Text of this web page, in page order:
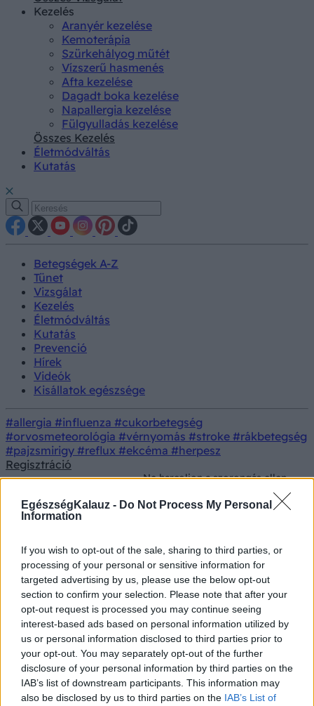
EgészségKalauz - Do Not Process My Personal
Information
If you wish to opt-out of the sale, sharing to third parties, or
processing of your personal or sensitive information for
targeted advertising by us, please use the below opt-out
section to confirm your selection. Please note that after your
opt-out request is processed you may continue seeing
interest-based ads based on personal information utilized by
us or personal information disclosed to third parties prior to
your opt-out. You may separately opt-out of the further
disclosure of your personal information by third parties on the
IAB’s list of downstream participants. This information may
also be disclosed by us to third parties on the IAB’s List of
Kezelés
Aranyér kezelése
Kemoterápia
Szürkehályog műtét
Vízszerű hasmenés
Afta kezelése
Dagadt boka kezelése
Napallergia kezelése
Fülgyulladás kezelése
Összes Kezelés
Életmódváltás
Kutatás
Betegségek A-Z
Tünet
Vizsgálat
Kezelés
Életmódváltás
Kutatás
Prevenció
Hírek
Videók
Kisállatok egészsége
#allergia #influenza #cukorbetegség
#orvosmeteorológia #vérnyomás #stroke #rákbetegség
#pajzsmirigy #reflux #ekcéma #herpesz
Regisztráció
Ne harcoljon a szorongás ellen,
inkább „hívja meg egy teára”:
így működik az elfogadás ereje
inkább „hívja meg egy teára”: így
működik az elfogadás ereje